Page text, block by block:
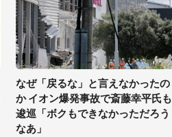
なぜ「戻るな」と言えなかったの
か イオン爆発事故で斎藤幸平氏も
逡巡「ボクもできなかっただろう
なあ」